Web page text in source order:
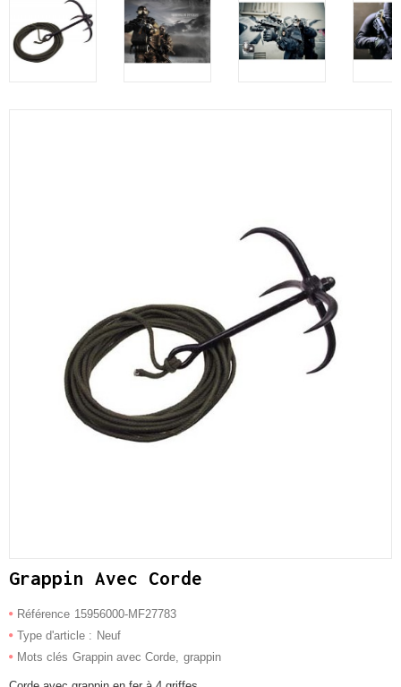
Grappin Avec Corde
Référence 15956000-MF27783
Type d'article : Neuf
Mots clés Grappin avec Corde grappin